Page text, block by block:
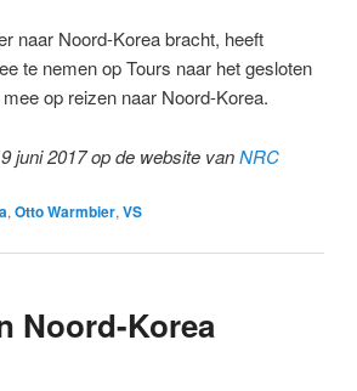
naar Noord-Korea bracht, heeft
te nemen op Tours naar het gesloten
op reizen naar Noord-Korea.
juni 2017 op de website vanNRC
, Otto Warmbier, VS
Noord-Korea